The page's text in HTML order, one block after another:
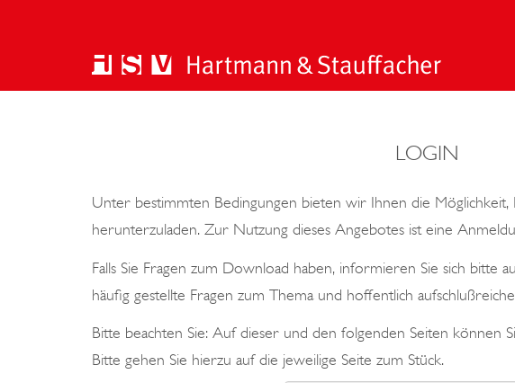
LOGIN
Unter bestimmten Bedingungen bieten wir Ihnen die Möglichkeit,
herunterzuladen. Zur Nutzung dieses Angebotes ist eine
Falls Sie Fragen zum Download haben, informieren Sie sich bitte
häufig gestellte Fragen zum Thema und hoffentlich
Bitte beachten Sie: Auf dieser und den folgenden Seiten können
Bitte gehen Sie hierzu auf die jeweilige Seite zum Stück.